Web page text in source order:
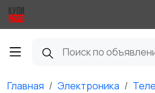
Главная Электроника